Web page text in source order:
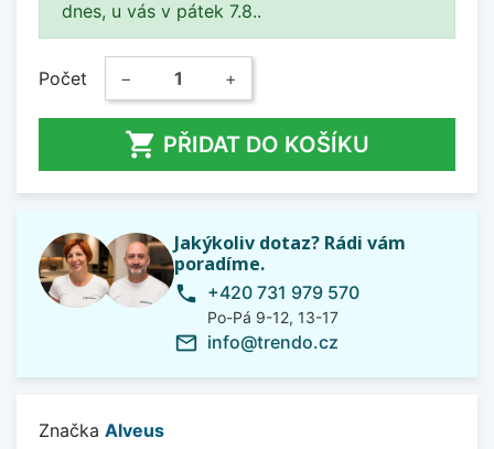
dnes, u vás v pátek 7.8..
Počet − +
 PŘIDAT DO KOŠÍKU
Jakýkoliv dotaz? Rádi vám
poradíme.
phone +420 731 979 570
Po-Pá 9-12, 13-17
mail_outline info@trendo.cz
Značka Alveus